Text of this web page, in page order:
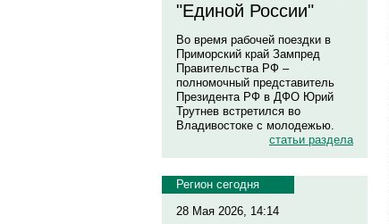
"Единой России"
Во время рабочей поездки в
Приморский край Зампред
Правительства РФ –
полномочный представитель
Президента РФ в ДФО Юрий
Трутнев встретился во
Владивостоке с молодежью.
статьи раздела
Регион сегодня
28 Мая 2026, 14:14